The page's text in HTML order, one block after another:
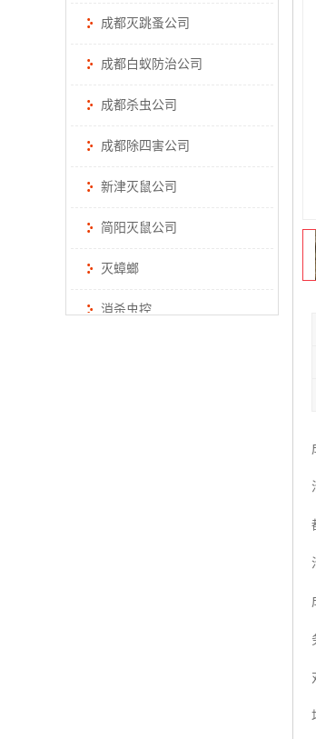
成都灭跳蚤公司
成都白蚁防治公司
成都杀虫公司
成都除四害公司
新津灭鼠公司
简阳灭鼠公司
灭蟑螂
消杀虫控